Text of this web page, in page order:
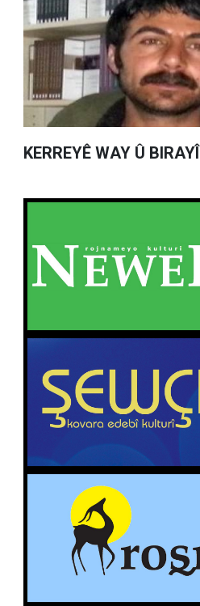
KERREYÊ WAY Û BIRAYÎ